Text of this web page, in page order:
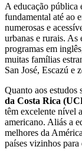
A educação pública
fundamental até ao
numerosas e
urbanas e rurais. As
programas em
muitas famílias
San José, Escazú e
Quanto aos estudos
da Costa Rica
têm excelente nível
americano. Aliás a
melhores da
países vizinhos para